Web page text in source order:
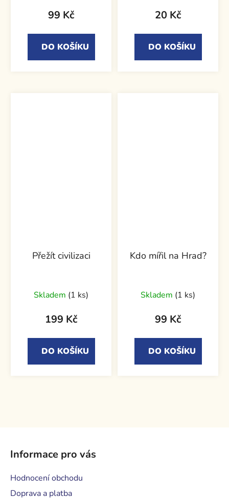
99 Kč
DO KOŠÍKU
20 Kč
DO KOŠÍKU
Přežít civilizaci
Skladem (1 ks)
199 Kč
DO KOŠÍKU
Kdo mířil na Hrad?
Skladem (1 ks)
99 Kč
DO KOŠÍKU
Informace pro vás
Hodnocení obchodu
Doprava a platba